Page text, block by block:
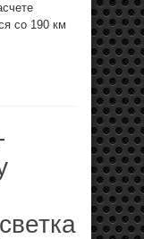
со 190 км